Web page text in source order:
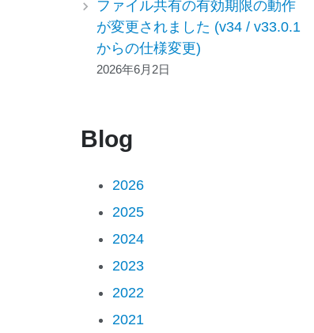
ファイル共有の有効期限の動作
が変更されました (v34 / v33.0.1
からの仕様変更)
2026年6月2日
Blog
2026
2025
2024
2023
2022
2021